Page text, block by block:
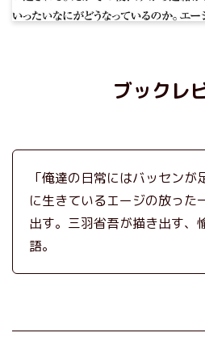
ブックレ
「俺達の日常にはバッセン
に生きているエージの放った
出す。三羽省吾が描き出す、
語。